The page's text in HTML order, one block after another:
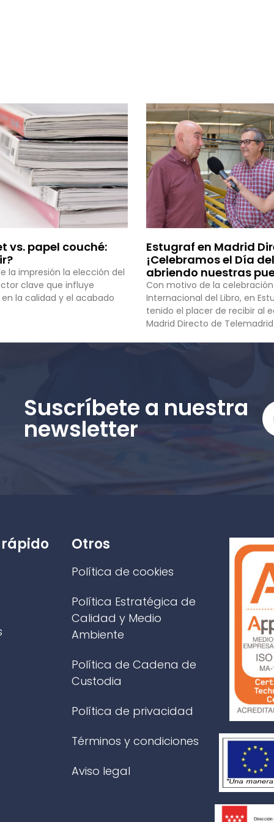
vs. papel couché:
la impresión la elección del
clave que influye
la calidad y el acabado
Estugraf en Madrid
¡Celebramos el Día
abriendo nuestras
Con motivo de la
Internacional del Libro, en
tenido el placer de recibir al
Madrid Directo de Telemadrid
Suscríbete a nuestra
newsletter
Otros
Política de cookies
Política Estratégica de
Calidad y Medio
Ambiente
Política de Cadena de
Custodia
Política de privacidad
Términos y condiciones
Aviso legal